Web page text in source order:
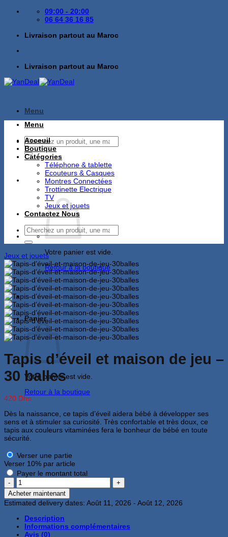
Passer
09:00 - 20:00
06 64 36 16 85
Livraison partout au Maroc
Livraison partout au Maroc
Menu
Recherche
pour :
Votre panier est vide.
Retour à la boutique
Panier
Votre panier est vide.
Retour à la boutique
Menu
Acceuil
Boutique
Catégories
Téléphone & tablette
Ecouteurs & Casques
Montres Connectées
Trottinette Electrique
TV
Jeux et jouets
Contactez Nous
Recherche
pour :
Jeux et jouets
Tapis d’éveil et maison de jeu –
30 balles
420 Dhs
Dès la naissance, ce tapis d’éveil aidera bébé à développer ses
sens et à stimuler sa curiosité. Très confortable et très doux, ce
tapis aux couleurs vitaminées fera le bonheur de bébé en toute
sécurité.
Verser une partie
Verser 10% par article
Payer le montant total
quantité
de
Tapis
d’éveil
maison
de
Acheter maintenant
Estimated delivery dates: Août 11, 2026 - Août 12, 2026
Description
Informations complémentaires
Avis (0)